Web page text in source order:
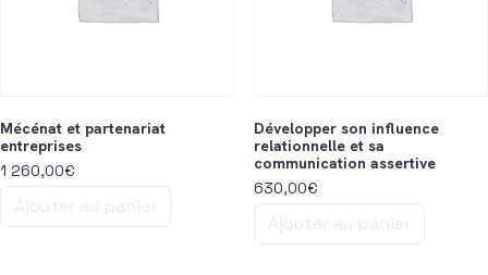
Mécénat et partenariat
entreprises
1 260,00€
Développer son influence
relationnelle et sa
communication assertive
630,00€